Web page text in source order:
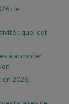
: le
: quel est
à accorder
en 2026,